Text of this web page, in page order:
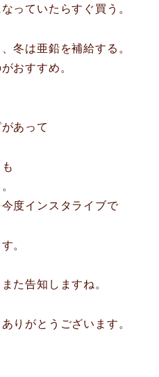
っていたらすぐ買う。
冬は亜鉛を補給する。
おすすめ。
あって
度インスタライブで
。
た告知しますね。
りがとうございます。